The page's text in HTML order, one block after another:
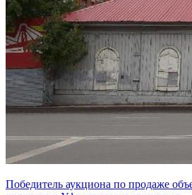
Победитель аукциона по продаже